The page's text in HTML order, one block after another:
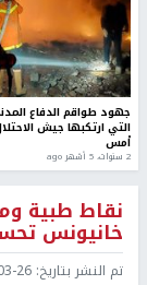
جهود طواقم الدفاع
التي ارتكبها جيش
أمس
2 سنوات، 5 أشهر ago
نقاط طبية
خانيونس
تم النشر بتاريخ: 13:38